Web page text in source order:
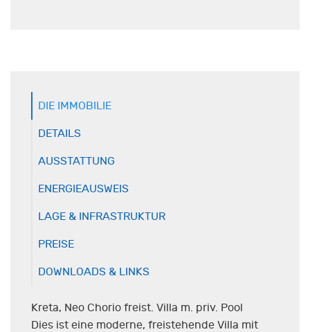
DIE IMMOBILIE
DETAILS
AUSSTATTUNG
ENERGIEAUSWEIS
LAGE & INFRASTRUKTUR
PREISE
DOWNLOADS & LINKS
Kreta, Neo Chorio freist. Villa m. priv. Pool
Dies ist eine moderne, freistehende Villa mit